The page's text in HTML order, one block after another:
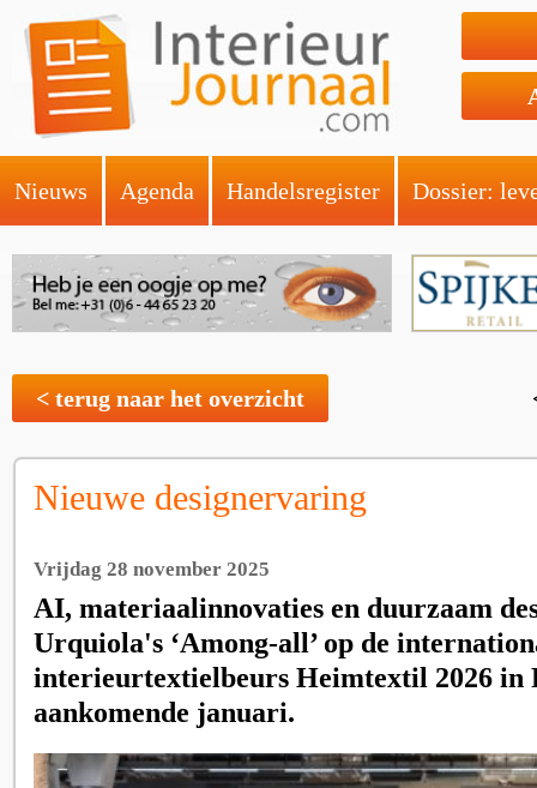
Nieuws Agenda Handelsregister Dossier:
< terug naar het overzicht
Nieuwe designervaring
Vrijdag 28 november 2025
AI, materiaalinnovaties en duurzaam
Urquiola's ‘Among-all’ op de
interieurtextielbeurs Heimtextil 2026
aankomende januari.